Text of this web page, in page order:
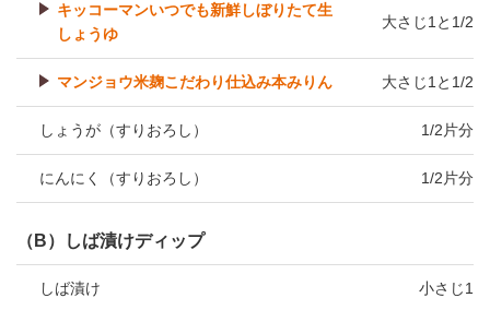
キッコーマンいつでも新鮮しぼりたて生
しょうゆ
大さじ1と1/2
マンジョウ米麹こだわり仕込み本みりん 大さじ1と1/2
しょうが（すりおろし） 1/2片分
にんにく（すりおろし） 1/2片分
（B）しば漬けディップ
しば漬け 小さじ1